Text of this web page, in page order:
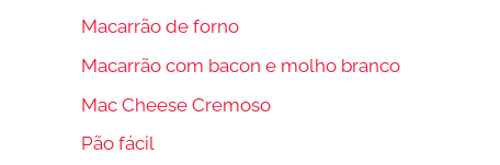
Macarrão de forno
Macarrão com bacon e molho branco
Mac Cheese Cremoso
Pão fácil